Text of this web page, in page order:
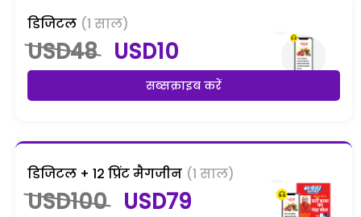
डिजिटल (1 साल)
USD48 USD10
सब्सक्राइब करें
डिजिटल + 12 प्रिंट मैगजीन (1 साल)
USD100 USD79